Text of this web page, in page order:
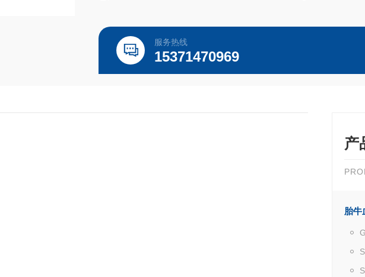
说明：该产品仅供科研使用
货国内科研实验室使用比较普遍，价格相对实惠，能满足很多常
服务热线
15371470969
产
胎牛